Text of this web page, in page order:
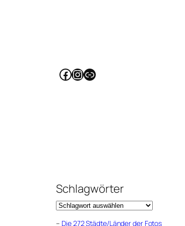
Facebook
Instagram
Link
Schlagwörter
– Die 272 Städte/Länder der Fotos